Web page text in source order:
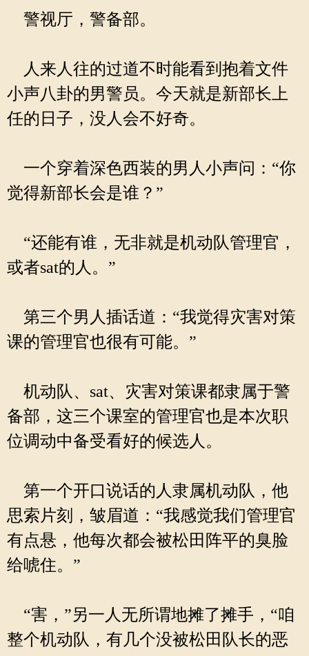
警视厅，警备部。
人来人往的过道不时能看到抱着文件
小声八卦的男警员。今天就是新部长上
任的日子，没人会不好奇。
一个穿着深色西装的男人小声问：“你
觉得新部长会是谁？”
“还能有谁，无非就是机动队管理官，
或者sat的人。”
第三个男人插话道：“我觉得灾害对策
课的管理官也很有可能。”
机动队、sat、灾害对策课都隶属于警
备部，这三个课室的管理官也是本次职
位调动中备受看好的候选人。
第一个开口说话的人隶属机动队，他
思索片刻，皱眉道：“我感觉我们管理官
有点悬，他每次都会被松田阵平的臭脸
给唬住。”
“害，”另一人无所谓地摊了摊手，“咱
整个机动队，有几个没被松田队长的恶